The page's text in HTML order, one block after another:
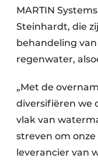
MARTIN
Steinhardt, die
behandeling
regenwater,
„Met de
diversifiëren we
vlak van
streven om
leverancier van